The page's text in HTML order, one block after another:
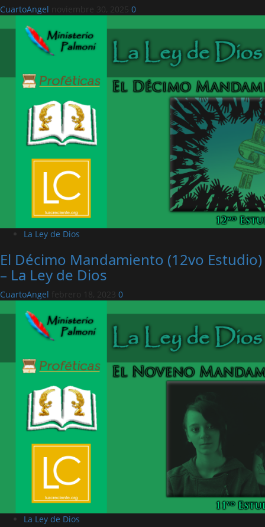
CuartoAngel noviembre 30, 2025 0
La Ley de Dios
El Décimo Mandamiento (12vo Estudio)
– La Ley de Dios
CuartoAngel febrero 18, 2023 0
La Ley de Dios